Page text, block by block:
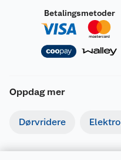
Betalingsmetoder
Oppdag mer
Dørvridere